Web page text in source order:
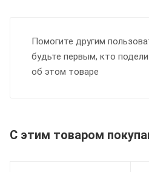
Помогите другим
будьте первым, кто
об этом товаре
С этим товаром